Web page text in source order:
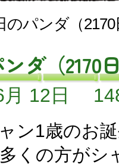
のパンダ（2170
ダ（2170
12日
ン1歳のお
くの方がシ